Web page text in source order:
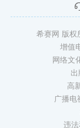
希赛网 版
增值
网络文
高
广播电
违